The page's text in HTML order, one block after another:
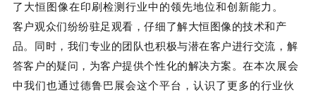
了大恒图像在印刷检测行业中的领先地位和创新能力。
客户观众们纷纷驻足观看，仔细了解大恒图像的技术和产
品。同时，我们专业的团队也积极与潜在客户进行交流，解
答客户的疑问，为客户提供个性化的解决方案。在本次展会
中我们也通过德鲁巴展会这个平台，认识了更多的行业伙